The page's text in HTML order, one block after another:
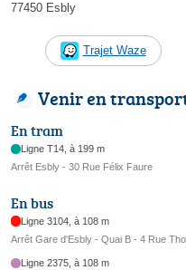
77450 Esbly
Trajet Waze
Venir en
En tram
Ligne T14, à 199 m
Arrêt Esbly - 30 Rue Félix Faure
En bus
Ligne 3104, à 108 m
Arrêt Gare d'Esbly - Quai B - 4 Rue
Ligne 2375, à 108 m